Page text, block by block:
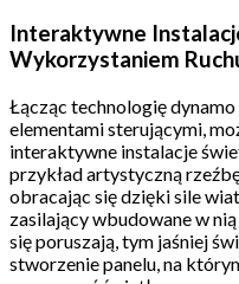
Interaktywne
Wykorzystaniem
Łącząc technologię
elementami sterującymi,
interaktywne instalacje
przykład artystyczną
obracając się dzięki sile
zasilający wbudowane w
się poruszają, tym jaśniej
stworzenie panelu, na